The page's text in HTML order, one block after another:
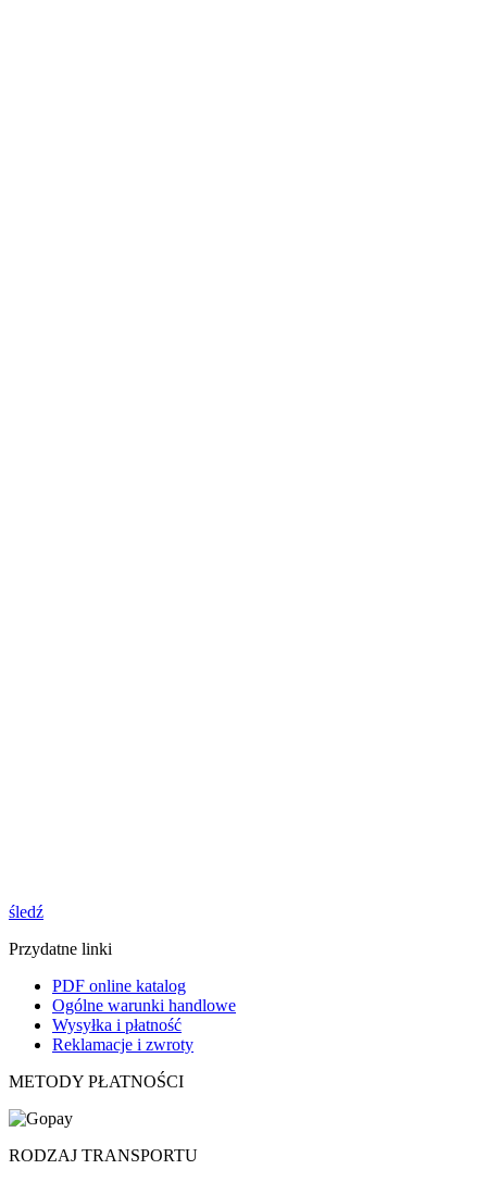
śledź
Przydatne linki
PDF online katalog
Ogólne warunki handlowe
Wysyłka i płatność
Reklamacje i zwroty
METODY PŁATNOŚCI
RODZAJ TRANSPORTU